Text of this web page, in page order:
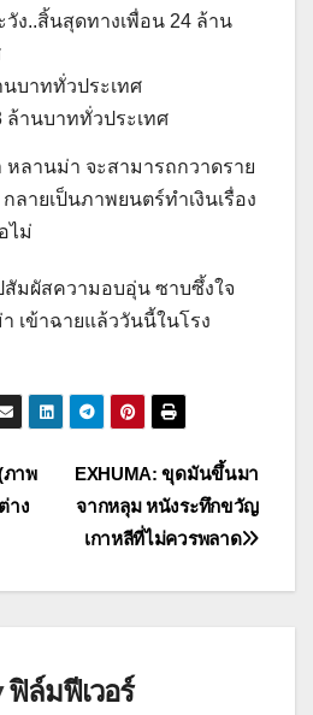
วัง..สิ้นสุดทางเพื่อน 24 ล้าน
บาททั่วประเทศ
ล้านบาททั่วประเทศ
ลานม่า จะสามารถกวาดราย
ลายเป็นภาพยนตร์ทำเงินเรื่อง
ไม่
มผัสความอบอุ่น ซาบซึ้งใจ
เข้าฉายแล้ววันนี้ในโรง
EXHUMA: ขุดมันขึ้นมา
จากหลุม หนังระทึกขวัญ
เกาหลีที่ไม่ควรพลาด
ภาพ
าง
ฟิล์มฟีเวอร์